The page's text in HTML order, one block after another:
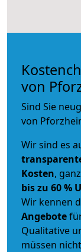
von
Sind Sie
von
Wir sind es
Kosten,
bis zu 60 %
Wir kennen
Angebote
Qualitative
müssen